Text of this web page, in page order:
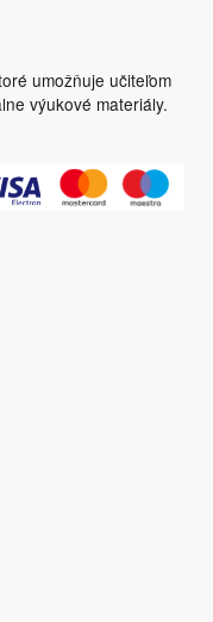
umožňuje učiteľom
výukové materiály.